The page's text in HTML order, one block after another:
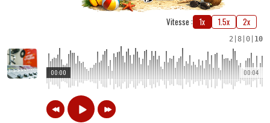
Vitesse : 1x 1.5x 2x
2 8 0 10
00:04
00:00